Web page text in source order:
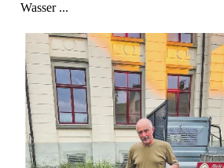
Wasser ...